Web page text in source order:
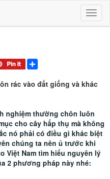
rác vào đất giống và khác
nghiệm thường chôn luôn
cho cây hấp thụ mà không
nó phải có điều gì khác biệt
chúng ta nên ủ trước khi
Việt Nam tìm hiểu nguyên lý
2 phương pháp này nhé: